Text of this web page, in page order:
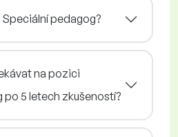
pedagog?
na pozici
5 letech zkušeností?